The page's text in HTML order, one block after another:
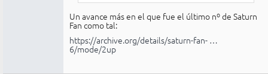
Un avance más en el que fue el último nº de Saturn
Fan como tal:
https://archive.org/details/saturn-fan- …
6/mode/2up